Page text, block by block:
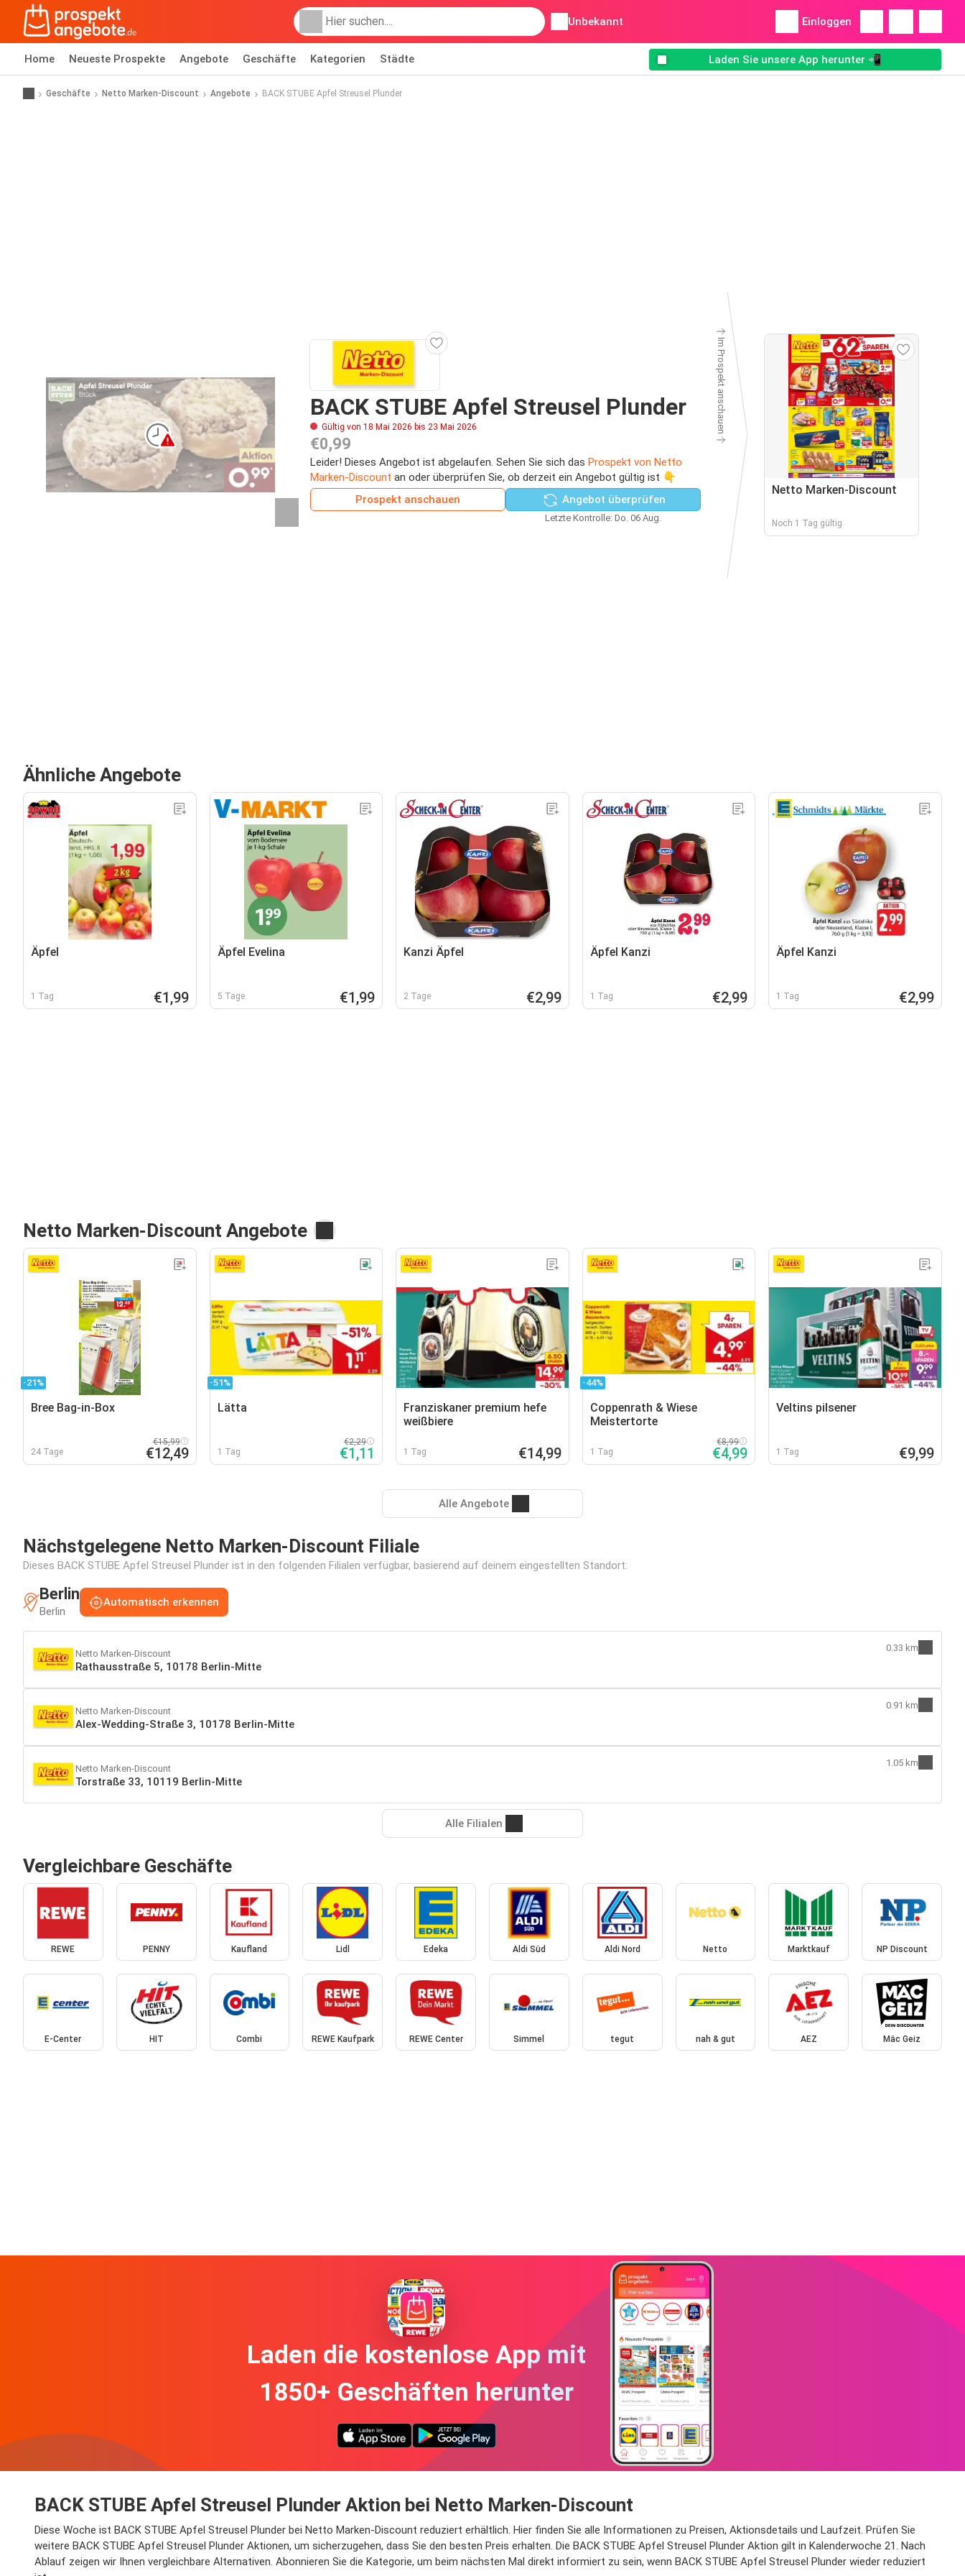
Unbekannt Einloggen
Home Neueste Prospekte Angebote Geschäfte Kategorien Städte Laden Sie unsere App herunter 📲
Geschäfte Netto Marken-Discount Angebote BACK STUBE Apfel Streusel Plunder
BACK STUBE Apfel Streusel Plunder
Gültig von 18 Mai 2026 bis 23 Mai 2026
€0,99
Leider! Dieses Angebot ist abgelaufen. Sehen Sie sich das Prospekt von Netto
Marken-Discount an oder überprüfen Sie, ob derzeit ein Angebot gültig ist 👇
Prospekt anschauen
Angebot überprüfen
Letzte Kontrolle: Do. 06 Aug.
Im Prospekt anschauen
Netto Marken-Discount
Noch 1 Tag gültig
Ähnliche Angebote
Äpfel
1 Tag €1,99
Äpfel Evelina
5 Tage €1,99
Kanzi Äpfel
2 Tage €2,99
Äpfel Kanzi
1 Tag €2,99
Äpfel Kanzi
1 Tag €2,99
Netto Marken-Discount Angebote
-21%
Bree Bag-in-Box
24 Tage
€15,99
€12,49
-51%
Lätta
1 Tag
€2,29
€1,11
Franziskaner premium hefe
weißbiere
1 Tag €14,99
-44%
Coppenrath & Wiese
Meistertorte
1 Tag
€8,99
€4,99
Veltins pilsener
1 Tag €9,99
Alle Angebote
Nächstgelegene Netto Marken-Discount Filiale
Dieses BACK STUBE Apfel Streusel Plunder ist in den folgenden Filialen verfügbar, basierend auf deinem eingestellten Standort:
Berlin
Berlin
Automatisch erkennen
Netto Marken-Discount
Rathausstraße 5, 10178 Berlin-Mitte
0.33 km
Netto Marken-Discount
Alex-Wedding-Straße 3, 10178 Berlin-Mitte
0.91 km
Netto Marken-Discount
Torstraße 33, 10119 Berlin-Mitte
1.05 km
Alle Filialen
Vergleichbare Geschäfte
REWE PENNY Kaufland Lidl Edeka Aldi Süd Aldi Nord Netto Marktkauf NP Discount
E-Center HIT Combi REWE Kaufpark REWE Center Simmel tegut nah & gut AEZ Mäc Geiz
Laden die kostenlose App mit
1850+ Geschäften herunter
BACK STUBE Apfel Streusel Plunder Aktion bei Netto Marken-Discount
Diese Woche ist BACK STUBE Apfel Streusel Plunder bei Netto Marken-Discount reduziert erhältlich. Hier finden Sie alle Informationen zu Preisen, Aktionsdetails und Laufzeit. Prüfen Sie
weitere BACK STUBE Apfel Streusel Plunder Aktionen, um sicherzugehen, dass Sie den besten Preis erhalten. Die BACK STUBE Apfel Streusel Plunder Aktion gilt in Kalenderwoche 21. Nach
Ablauf zeigen wir Ihnen vergleichbare Alternativen. Abonnieren Sie die Kategorie, um beim nächsten Mal direkt informiert zu sein, wenn BACK STUBE Apfel Streusel Plunder wieder reduziert